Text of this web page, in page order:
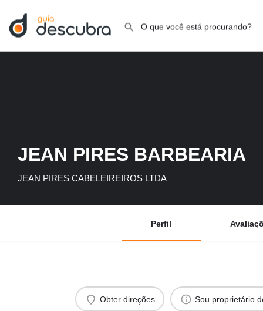
JEAN PIRES BARBEARIA
JEAN PIRES CABELEIREIROS LTDA
Perfil
Obter direções Sou proprietário